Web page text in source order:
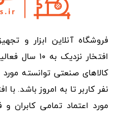
فروشگاه آنلاین ابزار و
افتخار نزدیک
نفر کاربر تا به امروز باشد. با
مورد اعتماد تمامی کابران و